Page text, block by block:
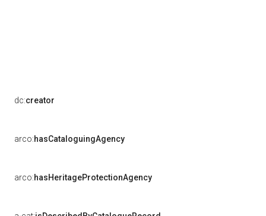
dc:creator
arco:hasCataloguingAgency
arco:hasHeritageProtectionAgency